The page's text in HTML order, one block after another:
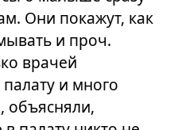
Они покажут, как
и проч.
врачей
и много
объясняли,